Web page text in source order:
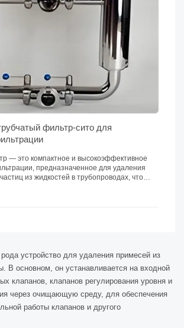
фильтр-сито для
— это компактное и высокоэффективное
предназначенное для удаления
из жидкостей в трубопроводах, что
устройство для удаления примесей из
В основном, он устанавливается на входной
клапанов, клапанов регулирования уровня и
через очищающую среду, для обеспечения
работы клапанов и другого